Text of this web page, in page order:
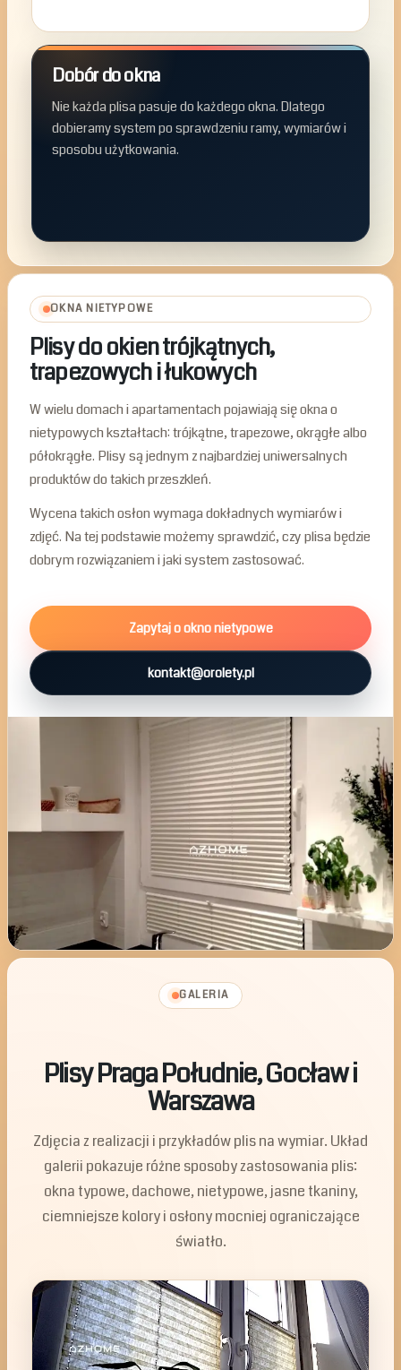
Dobór do okna
Nie każda plisa pasuje do każdego okna. Dlatego
dobieramy system po sprawdzeniu ramy, wymiarów i
sposobu użytkowania.
OKNA NIETYPOWE
Plisy do okien trójkątnych,
trapezowych i łukowych
W wielu domach i apartamentach pojawiają się okna o
nietypowych kształtach: trójkątne, trapezowe, okrągłe albo
półokrągłe. Plisy są jednym z najbardziej uniwersalnych
produktów do takich przeszkleń.
Wycena takich osłon wymaga dokładnych wymiarów i
zdjęć. Na tej podstawie możemy sprawdzić, czy plisa będzie
dobrym rozwiązaniem i jaki system zastosować.
Zapytaj o okno nietypowe
kontakt@orolety.pl
GALERIA
Plisy Praga Południe, Gocław i
Warszawa
Zdjęcia z realizacji i przykładów plis na wymiar. Układ
galerii pokazuje różne sposoby zastosowania plis:
okna typowe, dachowe, nietypowe, jasne tkaniny,
ciemniejsze kolory i osłony mocniej ograniczające
światło.